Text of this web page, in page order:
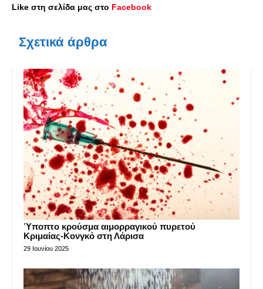
Like στη σελίδα μας στο Facebook
Σχετικά άρθρα
Ύποπτο κρούσμα αιμορραγικού πυρετού
Κριμαίας-Κονγκό στη Λάρισα
29 Ιουνίου 2025